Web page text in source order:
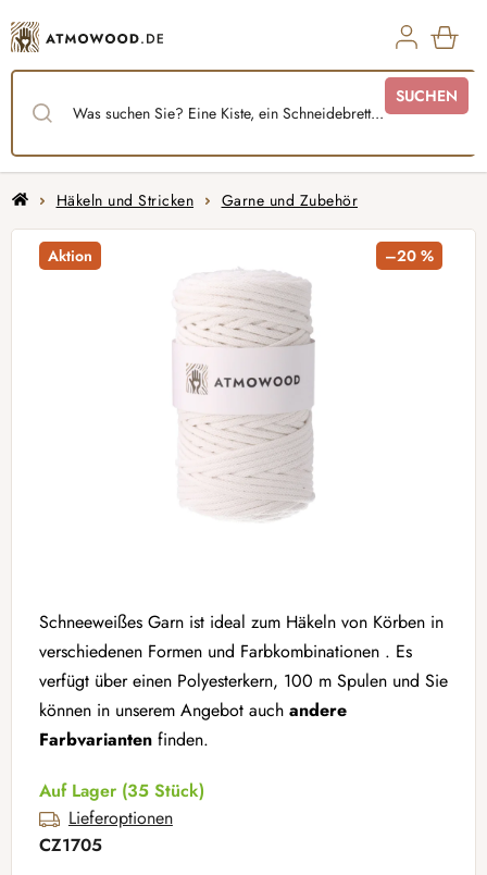
Inhalt
springen
SUCHEN
StartseiteHäkeln und Stricken Garne und Zubehör
Schneeweißes Garn ist ideal zum Häkeln von Körben in
verschiedenen Formen und Farbkombinationen . Es
verfügt über einen Polyesterkern, 100 m Spulen und Sie
können in unserem Angebot auch andere
Farbvarianten finden.
Auf Lager (35 Stück)
Lieferoptionen
CZ1705
Aktion –20 %